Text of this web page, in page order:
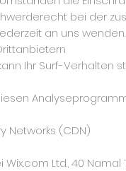
bei der
an uns wenden.
Ihr Surf-
Networks (CDN)
Ltd., 40 Namal